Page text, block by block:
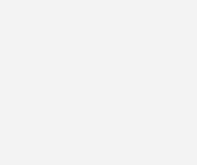
und
und Arbeitszeit an. Hierzu hat
der Mefa Befestigungs- und
einen Vergleich von Montagezeiten